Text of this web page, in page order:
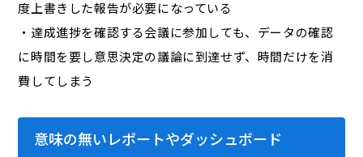
度上書きした報告が必要になっている
・達成進捗を確認する会議に参加しても、データの確認
に時間を要し意思決定の議論に到達せず、時間だけを消
費してしまう
意味の無いレポートやダッシュボード